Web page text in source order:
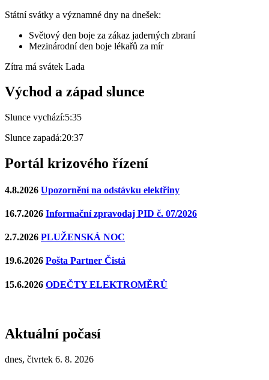
Státní svátky a významné dny na dnešek:
Světový den boje za zákaz jaderných zbraní
Mezinárodní den boje lékařů za mír
Zítra má svátek Lada
Východ a západ slunce
Slunce vychází:5:35
Slunce zapadá:20:37
Portál krizového řízení
4.8.2026 Upozornění na odstávku elektřiny
16.7.2026 Informační zpravodaj PID č. 07/2026
2.7.2026 PLUŽENSKÁ NOC
19.6.2026 Pošta Partner Čistá
15.6.2026 ODEČTY ELEKTROMĚRŮ
Aktuální počasí
dnes, čtvrtek 6. 8. 2026